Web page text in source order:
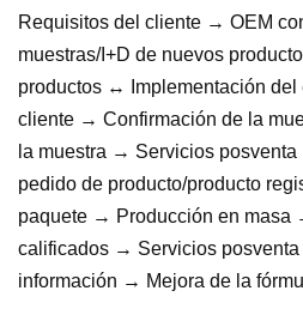
Requisitos del cliente → OEM
muestras/I+D de nuevos
productos ↔ Implementación
cliente → Confirmación de la
la muestra → Servicios
pedido de producto/producto
paquete → Producción en masa
calificados → Servicios
información → Mejora de la